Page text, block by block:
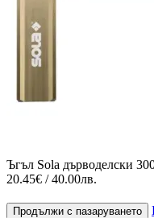
Ъгъл Sola дърводелски
20.45€ / 40.00лв.
Продължи с пазаруването